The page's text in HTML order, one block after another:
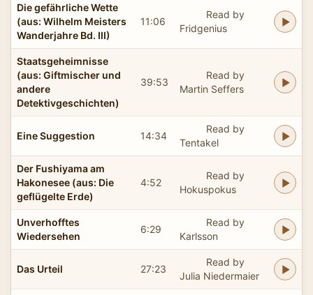
Die gefährliche Wette
(aus: Wilhelm Meisters
Wanderjahre Bd. III)
11:06
Read by
Fridgenius
Staatsgeheimnisse
(aus: Giftmischer und
andere
Detektivgeschichten)
39:53
Read by
Martin Seffers
Eine Suggestion 14:34
Read by
Tentakel
Der Fushiyama am
Hakonesee (aus: Die
geflügelte Erde)
4:52
Read by
Hokuspokus
Unverhofftes
Wiedersehen
6:29
Read by
Karlsson
Das Urteil 27:23
Read by
Julia Niedermaier